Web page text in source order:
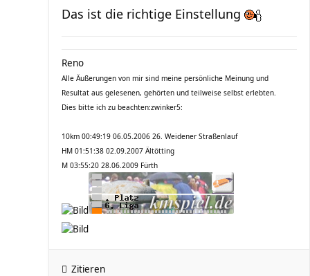
Das ist die richtige Einstellung
Reno
Alle Äußerungen von mir sind meine persönliche Meinung und
Resultat aus gelesenen, gehörten und teilweise selbst erlebten.
Dies bitte ich zu beachten:zwinker5:
10km 00:49:19 06.05.2006 26. Weidener Straßenlauf
HM 01:51:38 02.09.2007 Ältötting
M 03:55:20 28.06.2009 Fürth
Zitieren